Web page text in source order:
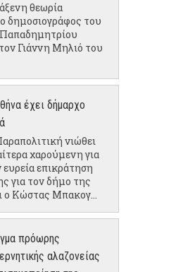
θεωρία
δημοσιογράφος του
Γιάννη Μηλιό του
έχει δήμαρχο
νιώθει
χαρούμενη για
ευρεία επικράτηση
για τον δήμο της
ο Κώστας Μπακογ...
πρόωρης
αλαζονείας